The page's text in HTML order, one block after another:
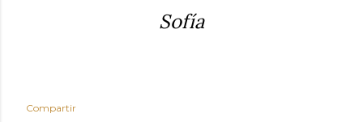
Sofía
Compartir